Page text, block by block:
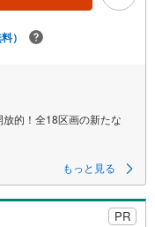
）
的！全18区画の新たな
的（※区画により異なりま
家庭も安心
暮らし
」
もっと見る
PR